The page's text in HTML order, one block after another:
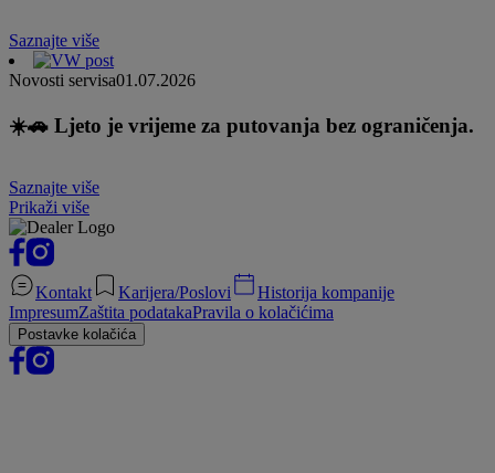
Saznajte više
Novosti servisa01.07.2026
☀️🚗 Ljeto je vrijeme za putovanja bez ograničenja.
Saznajte više
Prikaži više
Kontakt Karijera/Poslovi
Historija kompanije
ImpresumZaštita podatakaPravila o kolačićima
Postavke kolačića